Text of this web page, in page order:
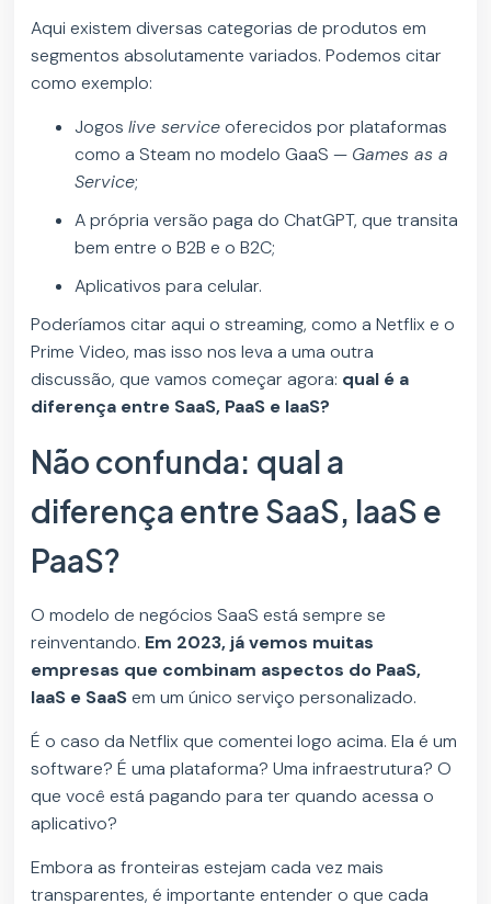
Aqui existem diversas categorias de produtos em
segmentos absolutamente variados. Podemos citar
como exemplo:
Jogoslive serviceoferecidos por plataformas
como a Steam no modelo GaaS — Games as a
Service;
A própria versão paga do ChatGPT, que transita
bem entre o B2B e o B2C;
Aplicativos para celular.
Poderíamos citar aqui o streaming, como a Netflix e o
Prime Video, mas isso nos leva a uma outra
discussão, que vamos começar agora: qual é a
diferença entre SaaS, PaaS e IaaS?
Não confunda: qual a
diferença entre SaaS, IaaS e
PaaS?
O modelo de negócios SaaS está sempre se
reinventando. Em 2023, já vemos muitas
empresas que combinam aspectos do PaaS,
IaaS e SaaSem um único serviço personalizado.
É o caso da Netflix que comentei logo acima. Ela é um
software? É uma plataforma? Uma infraestrutura? O
que você está pagando para ter quando acessa o
aplicativo?
Embora as fronteiras estejam cada vez mais
transparentes, é importante entender o que cada